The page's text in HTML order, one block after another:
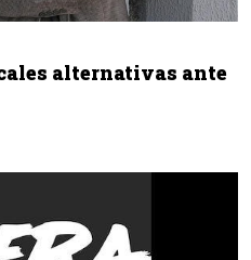
alternativas ante